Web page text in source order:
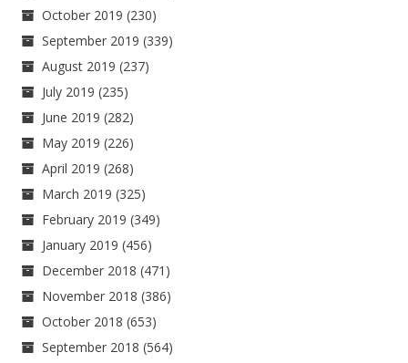
October 2019 (230)
September 2019 (339)
August 2019 (237)
July 2019 (235)
June 2019 (282)
May 2019 (226)
April 2019 (268)
March 2019 (325)
February 2019 (349)
January 2019 (456)
December 2018 (471)
November 2018 (386)
October 2018 (653)
September 2018 (564)